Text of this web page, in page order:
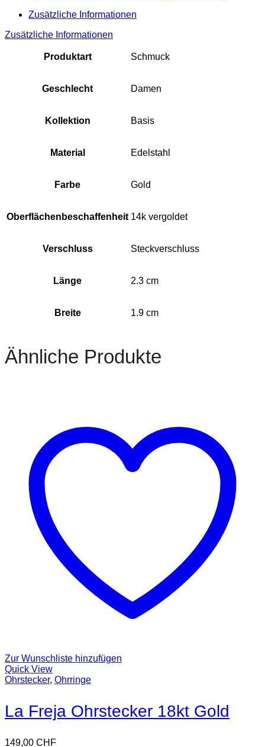
Zusätzliche Informationen
Zusätzliche Informationen
Produktart Schmuck
Geschlecht Damen
Kollektion Basis
Material Edelstahl
Farbe Gold
Oberflächenbeschaffenheit 14k vergoldet
Verschluss Steckverschluss
Länge 2.3 cm
Breite 1.9 cm
Ähnliche Produkte
Zur Wunschliste hinzufügen
Quick View
Ohrstecker, Ohrringe
La Freja Ohrstecker 18kt Gold
149,00 CHF